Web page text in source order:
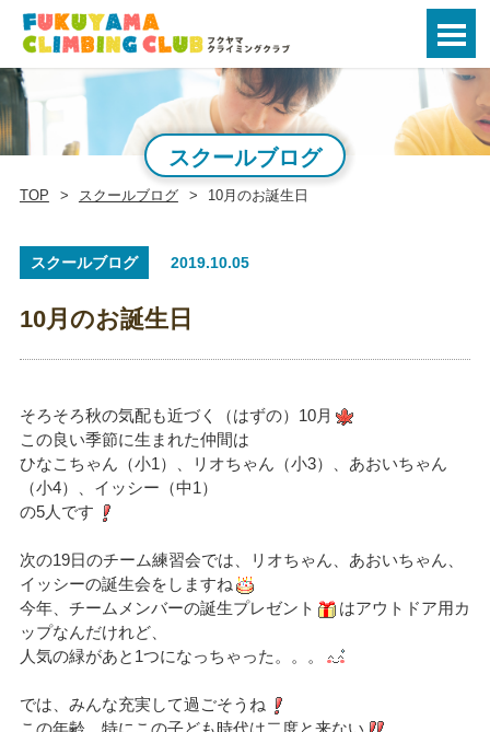
スクールブログ
TOP スクールブログ 10月のお誕生日
スクールブログ 2019.10.05
10月のお誕生日
そろそろ秋の気配も近づく（はずの）10月
この良い季節に生まれた仲間は
ひなこちゃん（小1）、リオちゃん（小3）、あおいちゃん
（小4）、イッシー（中1）
の5人です
次の19日のチーム練習会では、リオちゃん、あおいちゃん、
イッシーの誕生会をしますね
今年、チームメンバーの誕生プレゼント
はアウトドア用カ
ップなんだけれど、
人気の緑があと1つになっちゃった。。。
では、みんな充実して過ごそうね